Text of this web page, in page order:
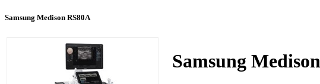
Samsung Medison RS80A
Samsung